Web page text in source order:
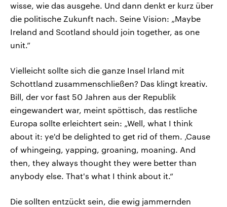
wisse, wie das ausgehe. Und dann denkt er kurz über
die politische Zukunft nach. Seine Vision: „Maybe
Ireland and Scotland should join together, as one
unit.”
Vielleicht sollte sich die ganze Insel Irland mit
Schottland zusammenschließen? Das klingt kreativ.
Bill, der vor fast 50 Jahren aus der Republik
eingewandert war, meint spöttisch, das restliche
Europa sollte erleichtert sein: „Well, what I think
about it: ye'd be delighted to get rid of them. ‚Cause
of whingeing, yapping, groaning, moaning. And
then, they always thought they were better than
anybody else. That's what I think about it.“
Die sollten entzückt sein, die ewig jammernden